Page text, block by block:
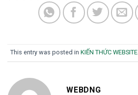
This entry was posted in KIẾN THỨC WEBSITE
WEBDNG